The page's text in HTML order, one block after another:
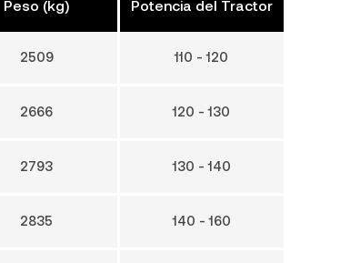
Peso (kg)
2509
2666
2793
2835
Potencia del Tractor
110 - 120
120 - 130
130 - 140
140 - 160